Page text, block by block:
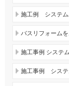
施工例 システム
バスリフォーム
施工事例 システ
施工事例 システ